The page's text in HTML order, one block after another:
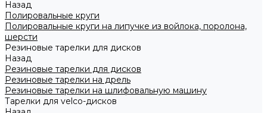
Назад
Полировальные круги
Полировальные круги на липучке из войлока, поролона,
шерсти
Резиновые тарелки для дисков
Назад
Резиновые тарелки для дисков
Резиновые тарелки на дрель
Резиновые тарелки на шлифовальную машину
Тарелки для velco-дисков